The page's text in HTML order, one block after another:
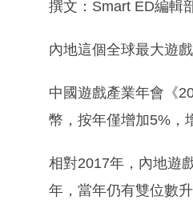
撰文：Smart ED編輯
內地這個全球最大遊
中國遊戲產業年會《
幣，按年僅增加5%，
相對2017年，內地遊
年，當年仍有雙位數